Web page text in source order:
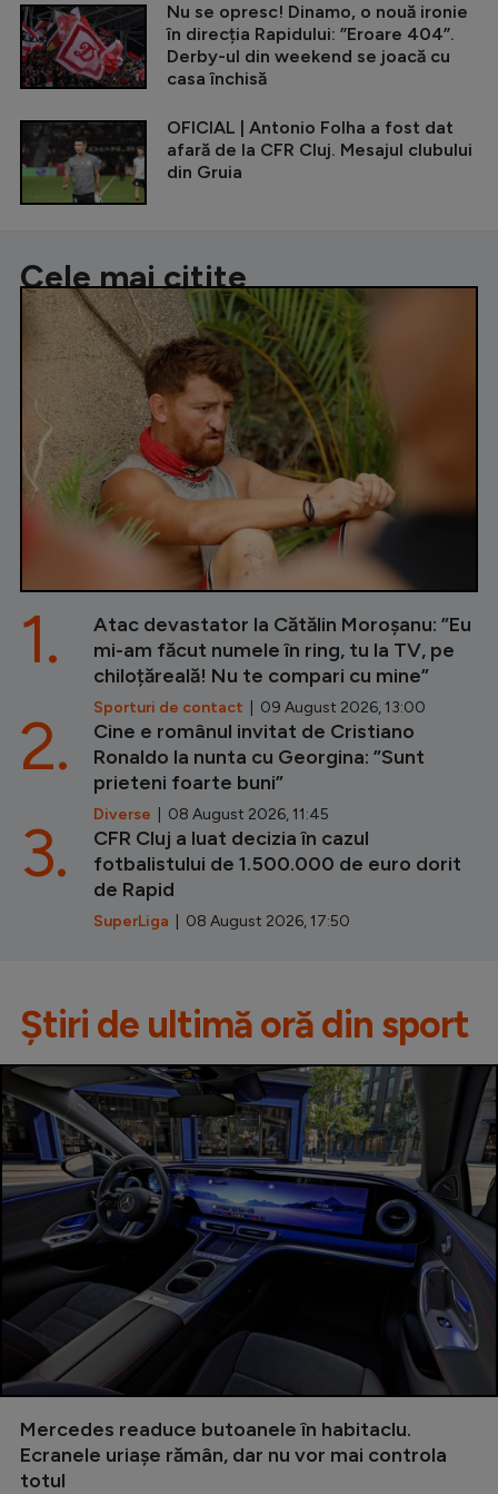
Nu se opresc! Dinamo, o nouă ironie
în direcția Rapidului: ”Eroare 404”.
Derby-ul din weekend se joacă cu
casa închisă
OFICIAL | Antonio Folha a fost dat
afară de la CFR Cluj. Mesajul clubului
din Gruia
Cele mai citite
Atac devastator la Cătălin Moroșanu: ”Eu
mi-am făcut numele în ring, tu la TV, pe
chiloțăreală! Nu te compari cu mine”
Sporturi de contact | 09 August 2026, 13:00
1.
Cine e românul invitat de Cristiano
Ronaldo la nunta cu Georgina: ”Sunt
prieteni foarte buni”
Diverse | 08 August 2026, 11:45
2.
CFR Cluj a luat decizia în cazul
fotbalistului de 1.500.000 de euro dorit
de Rapid
SuperLiga | 08 August 2026, 17:50
3.
Știri de ultimă oră din sport
Mercedes readuce butoanele în habitaclu.
Ecranele uriașe rămân, dar nu vor mai controla
totul